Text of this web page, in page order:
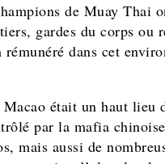
de Muay Thai
gardes du corps ou
dans cet
Macao était un haut lieu
par la mafia
mais aussi de